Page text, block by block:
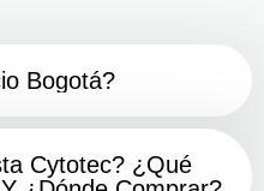
Bogotá?
Cytotec? ¿Qué